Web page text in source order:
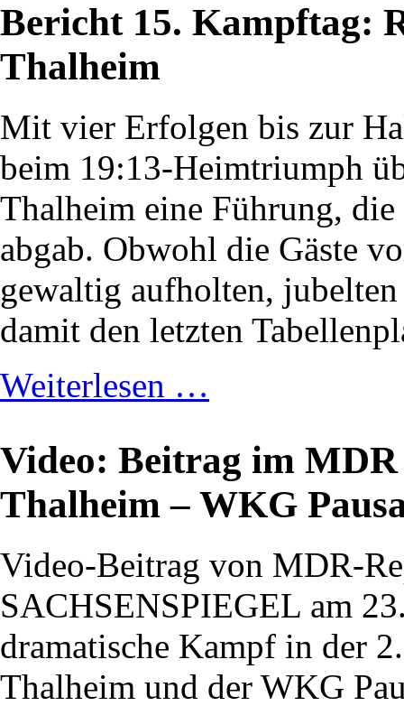
Bericht 15. Kampftag:
Thalheim
Mit vier Erfolgen bis zur
beim 19:13-Heimtriumph
Thalheim eine Führung,
abgab. Obwohl die Gäste
gewaltig aufholten,
damit den letzten
Weiterlesen …
Video: Beitrag im
Thalheim – WKG
Video-Beitrag von MDR-
SACHSENSPIEGEL am
dramatische Kampf in der
Thalheim und der WKG